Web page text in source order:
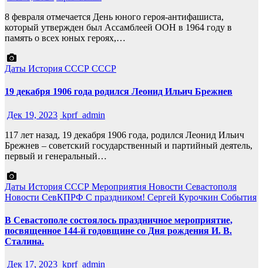
8 февраля отмечается День юного героя-антифашиста,
который утвержден был Ассамблеей ООН в 1964 году в
память о всех юных героях,…
Даты История СССР СССР
19 декабря 1906 года родился Леонид Ильич Брежнев
Дек 19, 2023 kprf_admin
117 лет назад, 19 декабря 1906 года, родился Леонид Ильич
Брежнев – советский государственный и партийный деятель,
первый и генеральный…
Даты История СССР Мероприятия Новости Севастополя
Новости СевКПРФ С праздником! Сергей Курочкин События
В Севастополе состоялось праздничное мероприятие,
посвященное 144-й годовщине со Дня рождения И. В.
Сталина.
Дек 17, 2023 kprf_admin